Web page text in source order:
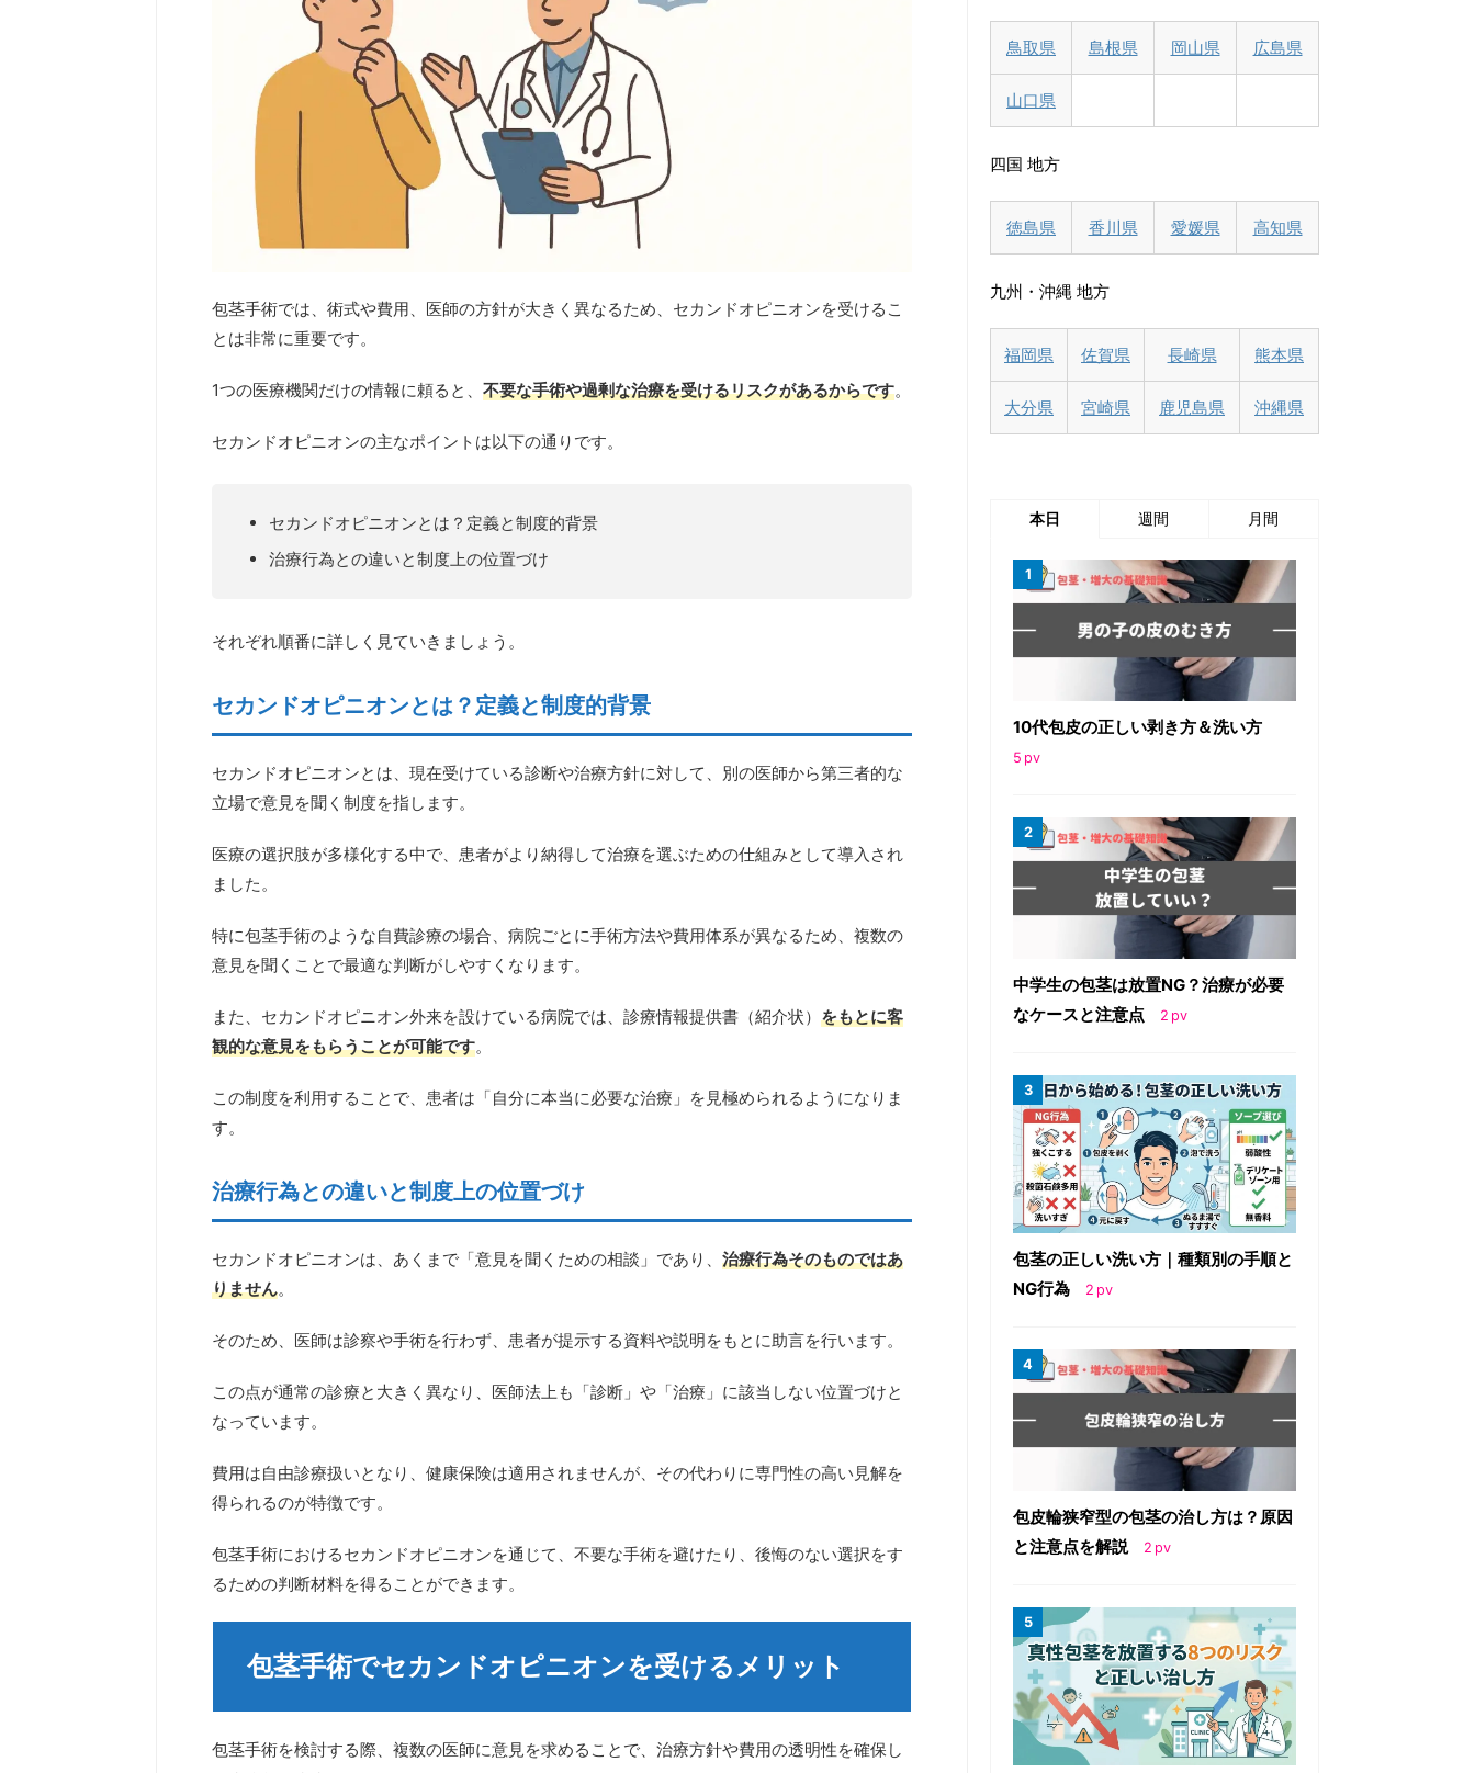
包茎手術では、術式や費用、医師の方針が大きく異なるため、セカンドオピニオンを受けるこ
とは非常に重要です。
1つの医療機関だけの情報に頼ると、 不要な手術や過剰な治療を受けるリスクがあるからです。
セカンドオピニオンの主なポイントは以下の通りです。
セカンドオピニオンとは？定義と制度的背景
治療行為との違いと制度上の位置づけ
それぞれ順番に詳しく見ていきましょう。
セカンドオピニオンとは？定義と制度的背景
セカンドオピニオンとは、現在受けている診断や治療方針に対して、別の医師から第三者的な
立場で意見を聞く制度を指します。
医療の選択肢が多様化する中で、患者がより納得して治療を選ぶための仕組みとして導入され
ました。
特に包茎手術のような自費診療の場合、病院ごとに手術方法や費用体系が異なるため、複数の
意見を聞くことで最適な判断がしやすくなります。
また、セカンドオピニオン外来を設けている病院では、診療情報提供書（紹介状） をもとに客
観的な意見をもらうことが可能です。
この制度を利用することで、患者は「自分に本当に必要な治療」を見極められるようになりま
す。
治療行為との違いと制度上の位置づけ
セカンドオピニオンは、あくまで「意見を聞くための相談」であり、 治療行為そのものではあ
りません。
そのため、医師は診察や手術を行わず、患者が提示する資料や説明をもとに助言を行います。
この点が通常の診療と大きく異なり、医師法上も「診断」や「治療」に該当しない位置づけと
なっています。
費用は自由診療扱いとなり、健康保険は適用されませんが、その代わりに専門性の高い見解を
得られるのが特徴です。
包茎手術におけるセカンドオピニオンを通じて、不要な手術を避けたり、後悔のない選択をす
るための判断材料を得ることができます。
包茎手術でセカンドオピニオンを受けるメリット
包茎手術を検討する際、複数の医師に意見を求めることで、治療方針や費用の透明性を確保し
鳥取県 島根県 岡山県 広島県
山口県
四国 地方
徳島県 香川県 愛媛県 高知県
九州・沖縄 地方
福岡県 佐賀県 長崎県 熊本県
大分県 宮崎県 鹿児島県 沖縄県
本日 週間 月間
10代包皮の正しい剥き方＆洗い方
5 pv
中学生の包茎は放置NG？治療が必要
なケースと注意点
2 pv
包茎の正しい洗い方｜種類別の手順と
NG行為
2 pv
包皮輪狭窄型の包茎の治し方は？原因
と注意点を解説
2 pv